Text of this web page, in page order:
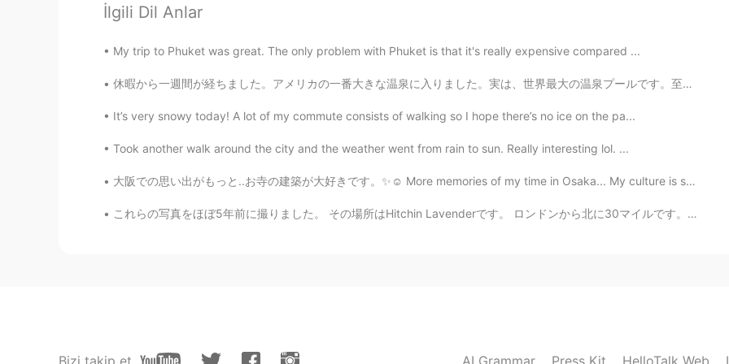
Wah amazing photos 😍
ID EN
Wow.. indah sekali..
Dwi 2020.05.13 08:04
ID EN
İlgili Dil Anlar
My trip to Phuket was great. The only problem with Phuket is that it's really expensive compared ...
休暇から一週間が経ちました。アメリカの一番大きな温泉に入りました。実は、世界最大の温泉プールです。至福な時でした！😌 日本に行った時、温泉に行けなかったです。日本とアメリカの温泉の文化は違いま...
It’s very snowy today! A lot of my commute consists of walking so I hope there’s no ice on the pa...
Took another walk around the city and the weather went from rain to sun. Really interesting lol. ...
大阪での思い出がもっと..お寺の建築が大好きです。✨☺️ More memories of my time in Osaka... My culture is so different from...
これらの写真をほぼ5年前に撮りました。 その場所はHitchin Lavenderです。 ロンドンから北に30マイルです。 コロナのせいで閉鎖されました。 また6月にオープンします。 ...
Bizi takip et AI Grammar Press Kit HelloTalk Web